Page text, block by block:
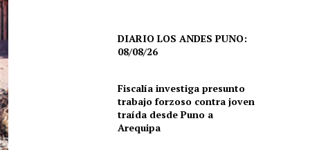
DIARIO LOS ANDES PUNO:
08/08/26
Fiscalía investiga presunto
trabajo forzoso contra joven
traída desde Puno a
Arequipa